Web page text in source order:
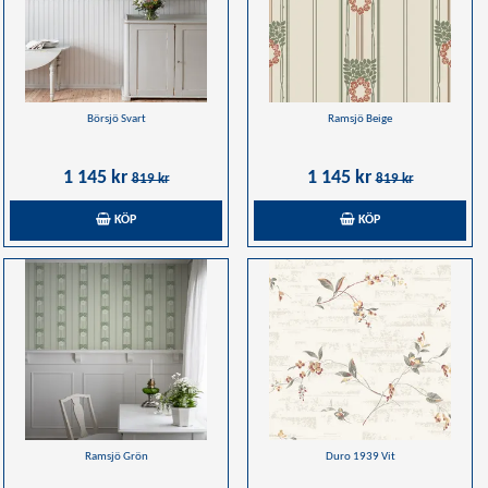
Börsjö Svart
1 145 kr819 kr
KÖP
Ramsjö Beige
1 145 kr819 kr
KÖP
Ramsjö Grön Duro 1939 Vit